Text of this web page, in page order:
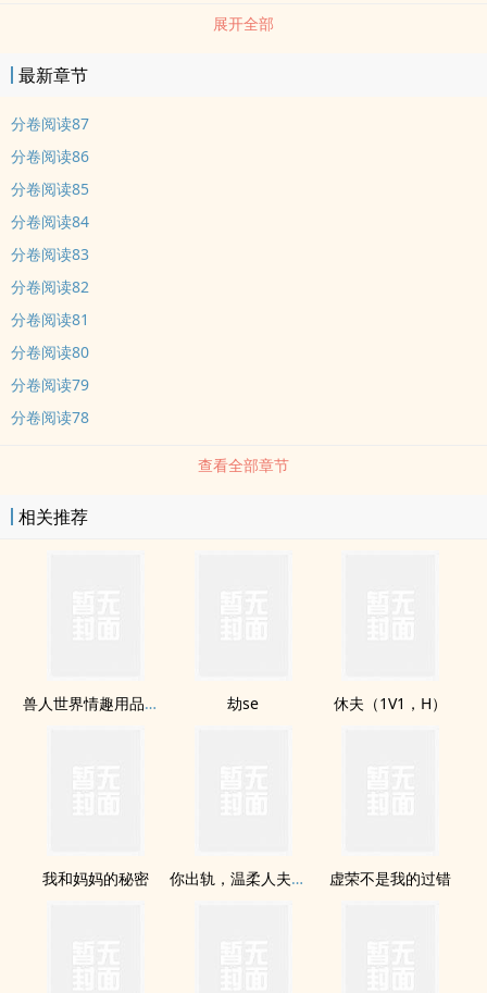
纸！饭桌上，向睢轻轻抿了一kou养生茶，对喝着可乐雪碧美年达的
三个人说dao：“我找了个男朋友。”三个人的表qing如下——爸爸：
“……”（呆滞）妈妈：“？？”（疑惑）弟弟：“！！”（震惊）段景逸还
只能在星期一升旗仪式上的时候，公开dao歉，铿锵有力。七年
展开全部
最新章节
分卷阅读87
分卷阅读86
分卷阅读85
分卷阅读84
分卷阅读83
分卷阅读82
分卷阅读81
分卷阅读80
分卷阅读79
分卷阅读78
查看全部章节
相关推荐
兽人世界情趣用品店打工日记 劫se 休夫（1V1，H）
我和妈妈的秘密 你出轨，温柔人夫变偏执疯狗了（NP） 虚荣不是我的过错